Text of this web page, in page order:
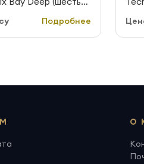
Подробнее
О